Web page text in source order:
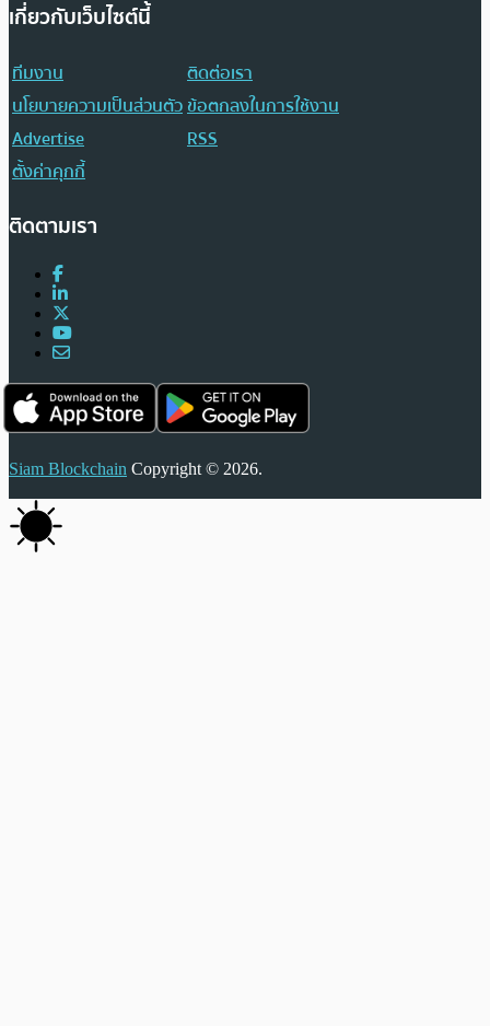
เกี่ยวกับเว็บไซต์นี้
ทีมงาน
ติดต่อเรา
นโยบายความเป็นส่วนตัวข้อตกลงในการใช้งาน
Advertise
RSS
ตั้งค่าคุกกี้
ติดตามเรา
Siam Blockchain Copyright © 2026.